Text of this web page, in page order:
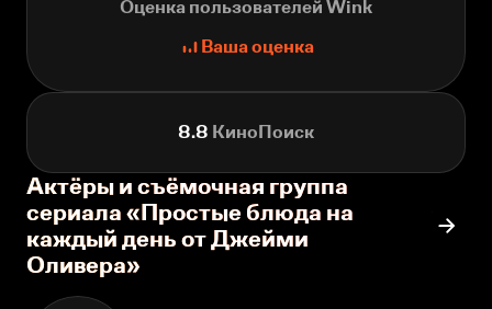
Оценка пользователей Wink
Ваша оценка
8.8 КиноПоиск
Актёры и съёмочная группа
сериала «Простые блюда на
каждый день от Джейми
Оливера»